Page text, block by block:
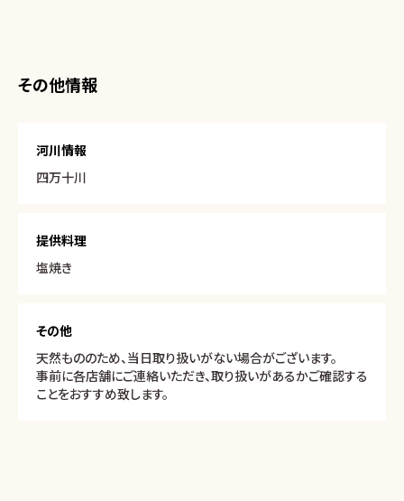
その他情報
河川情報
四万十川
提供料理
塩焼き
その他
天然もののため、当日取り扱いがない場合がございます。
事前に各店舗にご連絡いただき、取り扱いがあるかご確認する
ことをおすすめ致します。